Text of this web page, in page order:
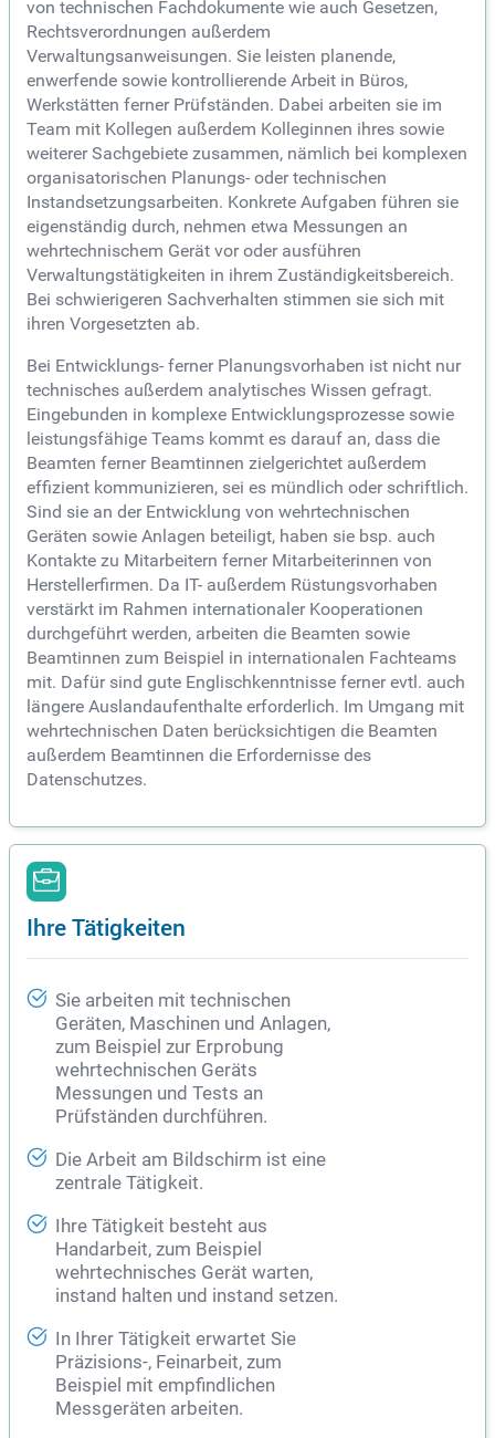
von technischen Fachdokumente wie auch Gesetzen,
Rechtsverordnungen außerdem
Verwaltungsanweisungen. Sie leisten planende,
enwerfende sowie kontrollierende Arbeit in Büros,
Werkstätten ferner Prüfständen. Dabei arbeiten sie im
Team mit Kollegen außerdem Kolleginnen ihres sowie
weiterer Sachgebiete zusammen, nämlich bei komplexen
organisatorischen Planungs- oder technischen
Instandsetzungsarbeiten. Konkrete Aufgaben führen sie
eigenständig durch, nehmen etwa Messungen an
wehrtechnischem Gerät vor oder ausführen
Verwaltungstätigkeiten in ihrem Zuständigkeitsbereich.
Bei schwierigeren Sachverhalten stimmen sie sich mit
ihren Vorgesetzten ab.
Bei Entwicklungs- ferner Planungsvorhaben ist nicht nur
technisches außerdem analytisches Wissen gefragt.
Eingebunden in komplexe Entwicklungsprozesse sowie
leistungsfähige Teams kommt es darauf an, dass die
Beamten ferner Beamtinnen zielgerichtet außerdem
effizient kommunizieren, sei es mündlich oder schriftlich.
Sind sie an der Entwicklung von wehrtechnischen
Geräten sowie Anlagen beteiligt, haben sie bsp. auch
Kontakte zu Mitarbeitern ferner Mitarbeiterinnen von
Herstellerfirmen. Da IT- außerdem Rüstungsvorhaben
verstärkt im Rahmen internationaler Kooperationen
durchgeführt werden, arbeiten die Beamten sowie
Beamtinnen zum Beispiel in internationalen Fachteams
mit. Dafür sind gute Englischkenntnisse ferner evtl. auch
längere Auslandaufenthalte erforderlich. Im Umgang mit
wehrtechnischen Daten berücksichtigen die Beamten
außerdem Beamtinnen die Erfordernisse des
Datenschutzes.
Ihre Tätigkeiten
Sie arbeiten mit technischen
Geräten, Maschinen und Anlagen,
zum Beispiel zur Erprobung
wehrtechnischen Geräts
Messungen und Tests an
Prüfständen durchführen.
Die Arbeit am Bildschirm ist eine
zentrale Tätigkeit.
Ihre Tätigkeit besteht aus
Handarbeit, zum Beispiel
wehrtechnisches Gerät warten,
instand halten und instand setzen.
In Ihrer Tätigkeit erwartet Sie
Präzisions-, Feinarbeit, zum
Beispiel mit empfindlichen
Messgeräten arbeiten.